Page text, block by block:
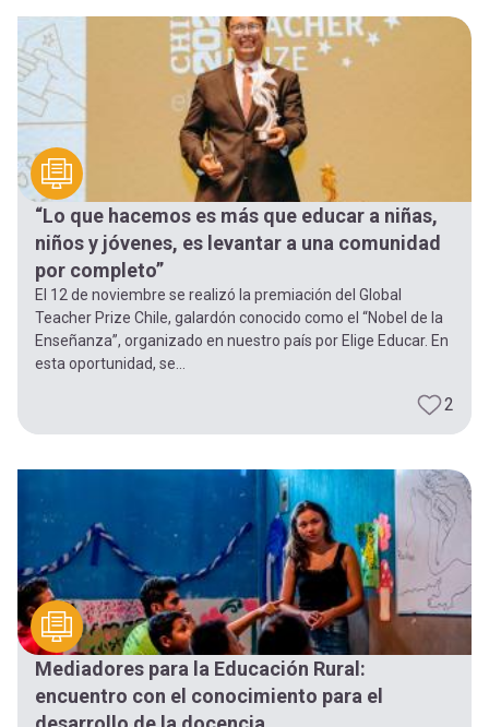
“Lo que hacemos es más que educar a niñas,
niños y jóvenes, es levantar a una comunidad
por completo”
El 12 de noviembre se realizó la premiación del Global
Teacher Prize Chile, galardón conocido como el “Nobel de la
Enseñanza”, organizado en nuestro país por Elige Educar. En
esta oportunidad, se...
2
Mediadores para la Educación Rural:
encuentro con el conocimiento para el